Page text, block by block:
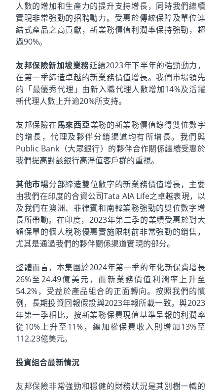
人數的增加和生產力的提升支持增長，同時我們繼續
實現非常強勁的招聘動力。受惠於傳統保障及單位連
結式產品之高貢獻，新業務價值利潤率保持強勁，超
過90%。
友邦保險新加坡業務延續2023年下半年的強勁動力，
在第一季締造卓越的新業務價值增長。我們市場領先
的「最優秀代理」由新入職代理人數增加14%及活躍
新代理人數上升逾20%所支持。
友邦保險在馬來西亞業務的新業務價值錄得雙位數字
的增長，代理及夥伴分銷渠道均有所增長。我們與
Public Bank（大眾銀行）的夥伴合作關係繼續受惠於
我們提高對該銀行高淨值客戶群的重視。
其他市場分部締造雙位數字的新業務價值增長，主要
由我們在印度的合資公司Tata AIA Life之卓越表現，以
及我們在澳洲、菲律賓和南韓業務強勁的雙位數字增
長所帶動。在印度，2023年第二季的業績受惠於對大
額保單的個人稅務優惠實施限制前非常強勁的銷售，
尤其是通過我們的夥伴關係渠道實現的部分。
整體而言，本集團於2024年第一季的年化新保費增長
26%至24.49億美元，而新業務價值利潤率上升至
54.2%，受益於產品組合的正面轉向。按照我們的慣
例，長期投資回報假設與2023年報所載一致。與2023
年第一季相比，按新業務保費現值基準呈報的利潤率
從10%上升至11%，總加權保費收入則增加13%至
112.23億美元。
投資組合最新情況
友邦保險非常強勁和穩健的財務狀況是其別樹一幟的